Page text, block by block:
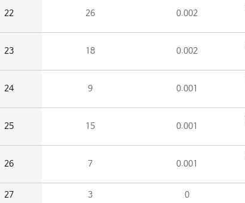
22 26 0.002
23 18 0.002
24 9 0.001
25 15 0.001
26 7 0.001
27 3 0